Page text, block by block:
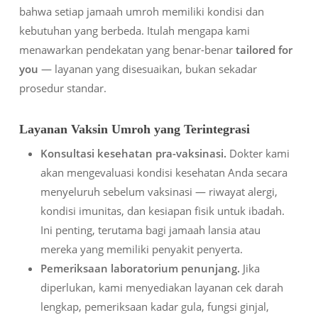
bahwa setiap jamaah umroh memiliki kondisi dan
kebutuhan yang berbeda. Itulah mengapa kami
menawarkan pendekatan yang benar-benar tailored for
you — layanan yang disesuaikan, bukan sekadar
prosedur standar.
Layanan Vaksin Umroh yang Terintegrasi
Konsultasi kesehatan pra-vaksinasi. Dokter kami
akan mengevaluasi kondisi kesehatan Anda secara
menyeluruh sebelum vaksinasi — riwayat alergi,
kondisi imunitas, dan kesiapan fisik untuk ibadah.
Ini penting, terutama bagi jamaah lansia atau
mereka yang memiliki penyakit penyerta.
Pemeriksaan laboratorium penunjang. Jika
diperlukan, kami menyediakan layanan cek darah
lengkap, pemeriksaan kadar gula, fungsi ginjal,